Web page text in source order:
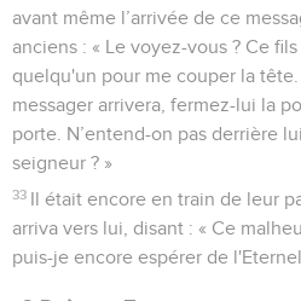
avant même l’arrivée de ce
anciens : « Le voyez-vous ? Ce
quelqu'un pour me couper la
messager arrivera, fermez-lui la
porte. N’entend-on pas derrière
seigneur ? »
33 Il était encore en train de leur
arriva vers lui, disant : « Ce
puis-je encore espérer de